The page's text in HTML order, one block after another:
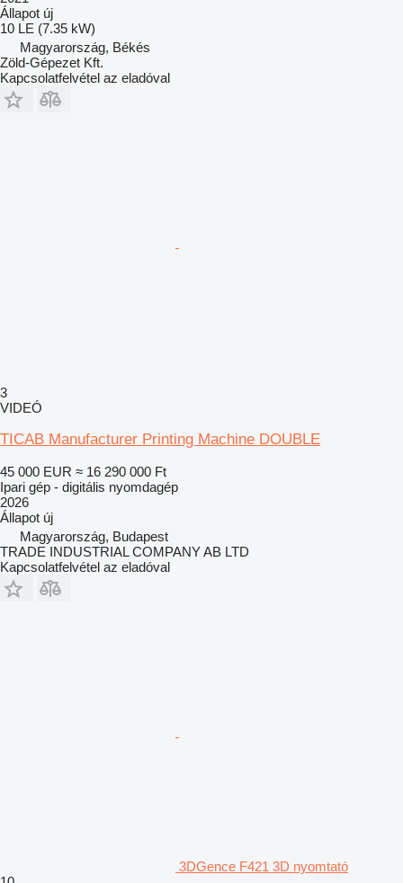
Állapot új
10 LE (7.35 kW)
Magyarország, Békés
Zöld-Gépezet Kft.
Kapcsolatfelvétel az eladóval
3
VIDEÓ
TICAB Manufacturer Printing Machine DOUBLE
45 000 EUR ≈ 16 290 000 Ft
Ipari gép - digitális nyomdagép
2026
Állapot új
Magyarország, Budapest
TRADE INDUSTRIAL COMPANY AB LTD
Kapcsolatfelvétel az eladóval
3DGence F421 3D nyomtató